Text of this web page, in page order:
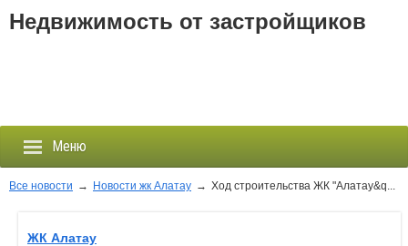
Недвижимость от застройщиков
Меню
Застройщики
Все новости → Новости жк Алатау → Ход строительства ЖК "Алатау&q...
ЖК Алатау